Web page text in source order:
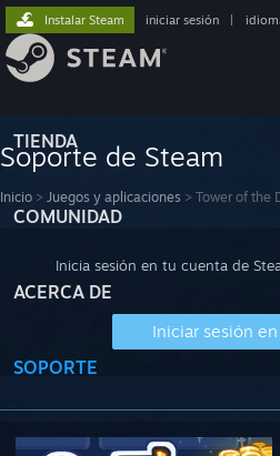
TIENDA
COMUNIDAD
ACERCA DE
SOPORTE
Instalar Steam iniciar sesión
Soporte de Steam
Inicio > Juegos y aplicaciones > Tower of the
Inicia sesión en tu cuenta de
Iniciar sesión